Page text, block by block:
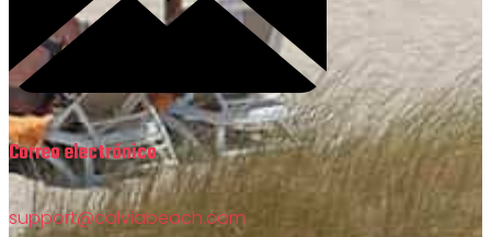
Correo electrónico
support@calviabeach.com